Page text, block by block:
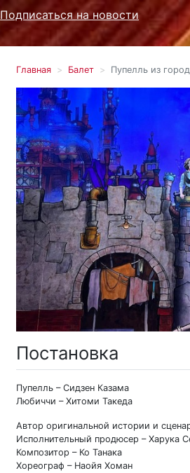
Подписаться на новости
Главная Балет Пупелль из
Постановка
Пупелль – Сидзен Казама
Любиччи – Хитоми Такеда
Автор оригинальной истории и
Исполнительный продюсер – Харука
Композитор – Ко Танака
Хореограф – Наойя Хоман